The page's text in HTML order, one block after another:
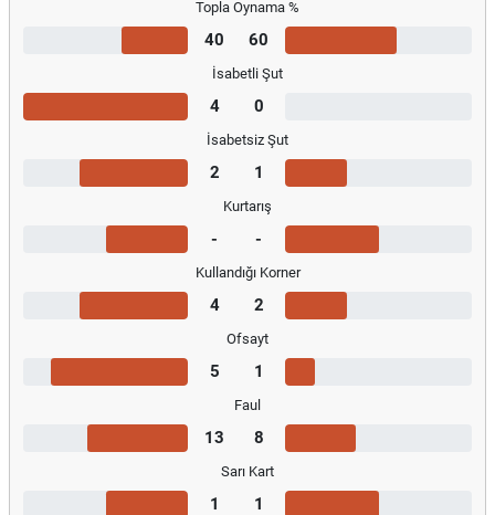
Topla Oynama %
40 60
İsabetli Şut
4 0
İsabetsiz Şut
2 1
Kurtarış
- -
Kullandığı Korner
4 2
Ofsayt
5 1
Faul
13 8
Sarı Kart
1 1